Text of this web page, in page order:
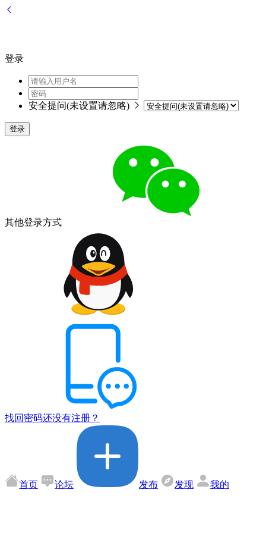
登录
安全提问(未设置请忽略)
登录
其他登录方式
找回密码还没有注册？
首页 论坛 发布 发现 我的